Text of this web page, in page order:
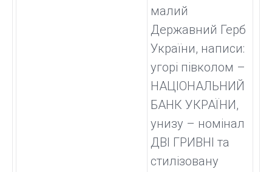
малий
Державний Герб
України, написи:
угорі півколом –
НАЦІОНАЛЬНИЙ
БАНК УКРАЇНИ,
унизу – номінал
ДВІ ГРИВНІ та
стилізовану